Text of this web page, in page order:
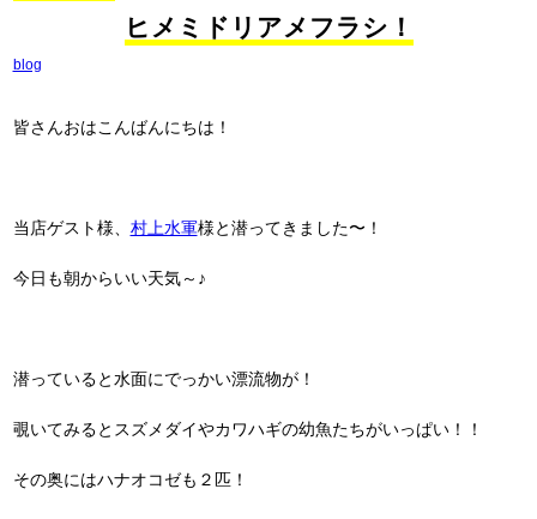
ヒメミドリアメフラシ！
blog
皆さんおはこんばんにちは！
当店ゲスト様、 村上水軍様と潜ってきました〜！
今日も朝からいい天気～♪
潜っていると水面にでっかい漂流物が！
覗いてみるとスズメダイやカワハギの幼魚たちがいっぱい！！
その奥にはハナオコゼも２匹！